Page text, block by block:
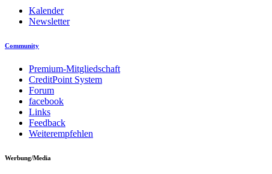
Kalender
Newsletter
Community
Premium-Mitgliedschaft
CreditPoint System
Forum
facebook
Links
Feedback
Weiterempfehlen
Werbung/Media